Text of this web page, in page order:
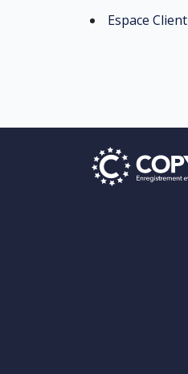
Espace Client